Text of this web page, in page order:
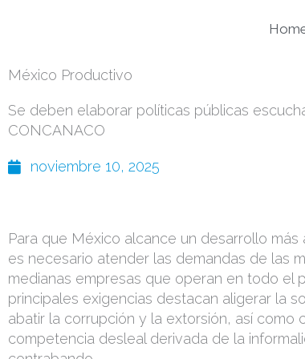
México Productivo
Se deben elaborar políticas públicas
CONCANACO
noviembre 10, 2025
Para que México alcance un desarrollo más
es necesario atender las demandas de las
medianas empresas que operan en todo el
principales exigencias destacan aligerar la
abatir la corrupción y la extorsión, así como
competencia desleal derivada de la